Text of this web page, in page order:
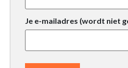
Je e-mailadres (wordt niet